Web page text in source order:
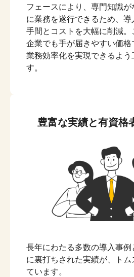
フェースにより、専門知識
に業務を遂行できるため、導
手間とコストを大幅に削減
企業でも手が届きやすい価格
業務効率化を実現できるよう
す。
豊富な実績と有資格
長年にわたる多数の導入事
に裏打ちされた実績が、トム
ています。